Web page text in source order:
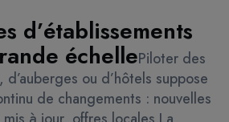
d’établissements
échellePiloter des
ou d’hôtels suppose
de changements : nouvelles